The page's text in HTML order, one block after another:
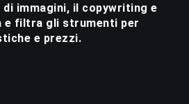
immagini, il copywriting e
e filtra gli strumenti per
e prezzi.